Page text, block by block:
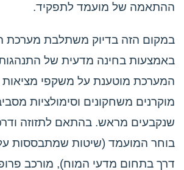
ההתאמה של מועמד לתפקיד.
באמצעות בחינה מדעית של
המערכת מוטענת על משקפי
מוקרנים משחקונים וסימולציות
שנקבעים מראש. בהתאם לתזוזה
בוחר המועמד (שיטות שמתבססות
דרך בתחום מדעי המוח), מורכב